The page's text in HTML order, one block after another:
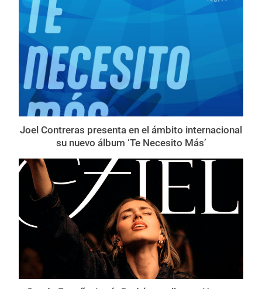
Joel Contreras presenta en el ámbito internacional
su nuevo álbum ‘Te Necesito Más’